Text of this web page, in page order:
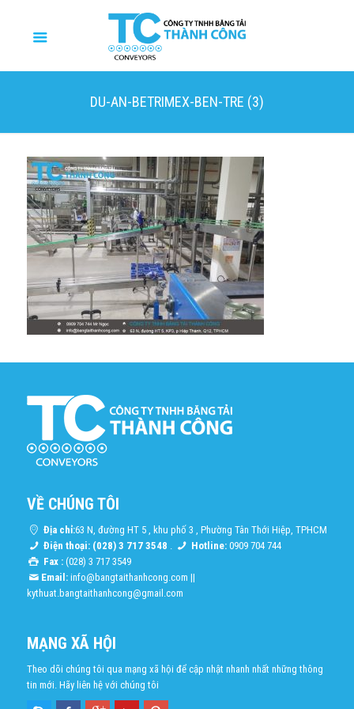
DU-AN-BETRIMEX-BEN-TRE (3)
VỀ CHÚNG TÔI
Địa chỉ:63 N, đường HT 5 , khu phố 3 , Phường Tân Thới Hiệp, TPHCM
Điện thoại: (028) 3 717 3548 . Hotline: 0909 704 744
Fax :(028) 3 717 3549
Email: info@bangtaithanhcong.com ||
kythuat.bangtaithanhcong@gmail.com
MẠNG XÃ HỘI
Theo dõi chúng tôi qua mạng xã hội để cập nhật nhanh nhất những thông
tin mới. Hãy liên hệ với chúng tôi